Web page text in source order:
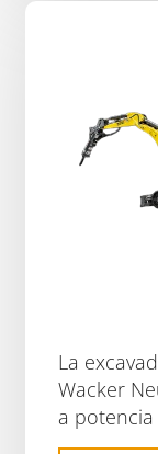
La
Wacker
a potencia